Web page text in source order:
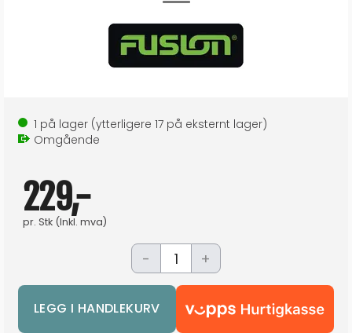
1 på lager (ytterligere 17 på eksternt lager)
Omgående
229,-
pr. Stk (Inkl. mva)
- +